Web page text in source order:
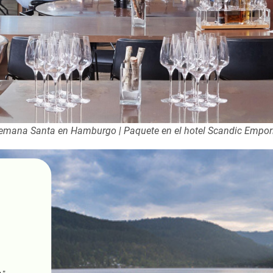
Santa en Hamburgo | Paquete en el hotel Scandic